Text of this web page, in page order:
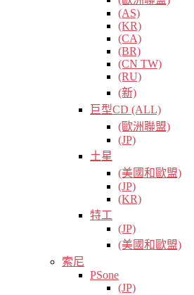
(AS)
(KR)
(CA)
(BR)
(CN TW)
(RU)
(新)
巨型CD (ALL)
(歐洲聯盟)
(JP)
土星
(美國和歐盟)
(JP)
(KR)
特工
(JP)
(美國和歐盟)
索尼
PSone
(JP)